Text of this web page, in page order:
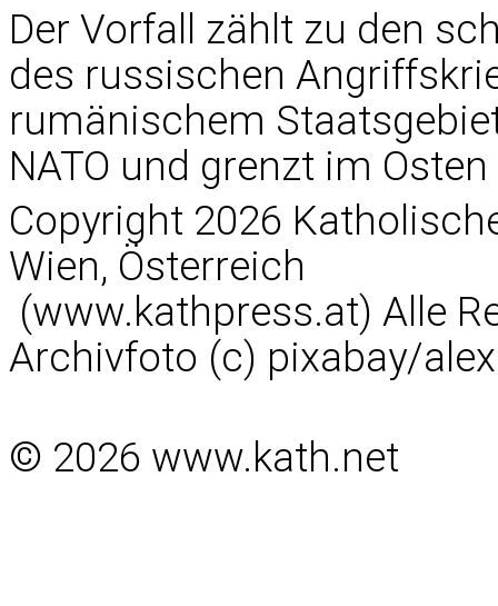
Der Vorfall zählt zu den
des russischen
rumänischem
NATO und grenzt im
Copyright 2026
Wien, Österreich
(www.kathpress.at) Alle
Archivfoto (c) pixabay/
© 2026 www.kath.net